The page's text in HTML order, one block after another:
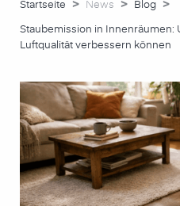
Startseite > News > Blog >
Staubemission in Innenräumen:
Luftqualität verbessern können